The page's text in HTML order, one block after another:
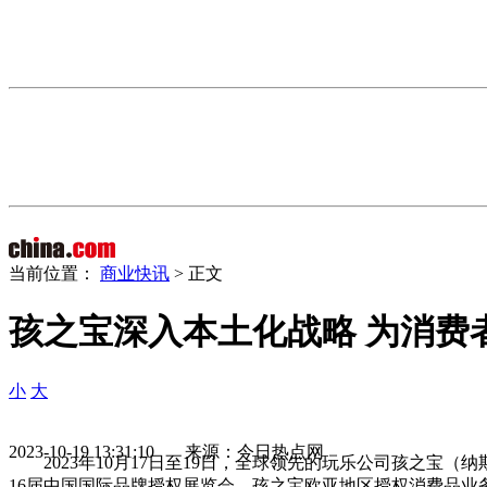
当前位置： 商业快讯 > 正文
孩之宝深入本土化战略 为消费
小 大
2023-10-19 13:31:10 来源：今日热点网
2023年10月17日至19日，全球领先的玩乐公司孩之宝（